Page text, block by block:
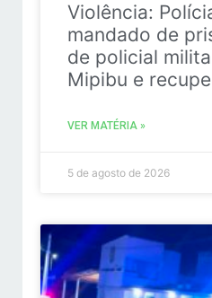
Violência:
mandado de
de policial
Mipibu e
VER MATÉRIA »
5 de agosto de 2026